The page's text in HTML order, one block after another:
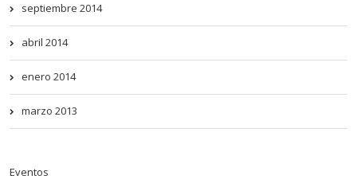
septiembre 2014
abril 2014
enero 2014
marzo 2013
Eventos